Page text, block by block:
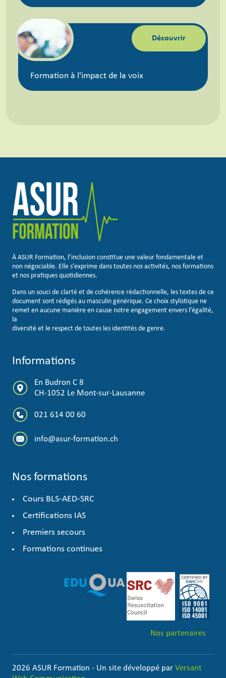
Formation à l'impact de la voix
Découvrir
À ASUR Formation, l’inclusion constitue une valeur fondamentale et
non négociable. Elle s’exprime dans toutes nos activités, nos formations
et nos pratiques quotidiennes.
Dans un souci de clarté et de cohérence rédactionnelle, les textes de ce
document sont rédigés au masculin générique. Ce choix stylistique ne
remet en aucune manière en cause notre engagement envers l’égalité,
la
diversité et le respect de toutes les identités de genre.
Informations
En Budron C 8
CH-1052 Le Mont-sur-Lausanne
021 614 00 60
info@asur-formation.ch
Nos formations
Cours BLS-AED-SRC
Certifications IAS
Premiers secours
Formations continues
Nos partenaires
2026 ASUR Formation - Un site développé par Versant